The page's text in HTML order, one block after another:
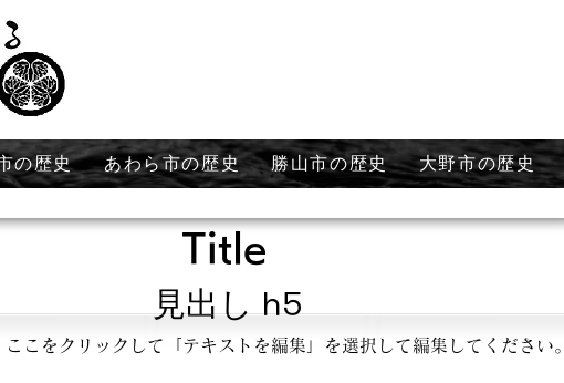
の歴史 あわら市の歴史 勝山市の歴史 大野市の歴史
Title
見出し h5
こをクリックして「テキストを編集」を選択して編集してください。